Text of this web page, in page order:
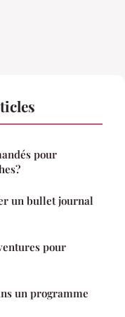
pour
un bullet journal
pour
un programme